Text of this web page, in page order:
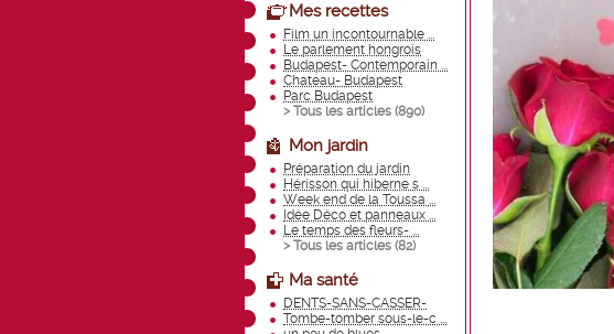
Mes recettes
Film un incontournable ...
Le parlement hongrois
Budapest- Contemporain ...
Chateau- Budapest
Parc Budapest
> Tous les articles (890)
Mon jardin
Préparation du jardin
Hérisson qui hiberne s ...
Week end de la Toussa ...
Idée Déco et panneaux ...
Le temps des fleurs- ...
> Tous les articles (82)
Ma santé
DENTS-SANS-CASSER-
Tombe-tomber sous-le-c ...